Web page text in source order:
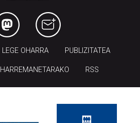
LEGE OHARRA PUBLIZITATEA
HARREMANETARAKO RSS